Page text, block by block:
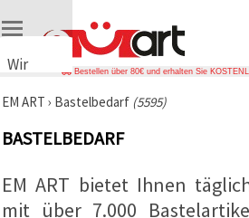
Wir
Cookies
verwenden
ähnliche
Technologien,
Bestellen über 80€ und erhalten Sie
EM ART › Bastelbedarf (5595)
BASTELBEDARF
EM ART bietet Ihnen
mit über 7.000